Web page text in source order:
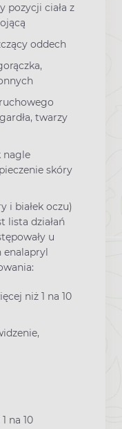
pozycji ciała z
oddech
twarzy
nagle
skóry
i białek oczu)
lista działań
u
enalapryl
niż 1 na 10
na 10